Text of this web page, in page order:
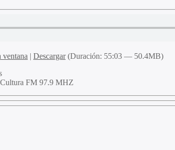
ventana | Descargar(Duración: 55:03 — 50.4MB)
FM 97.9 MHZ